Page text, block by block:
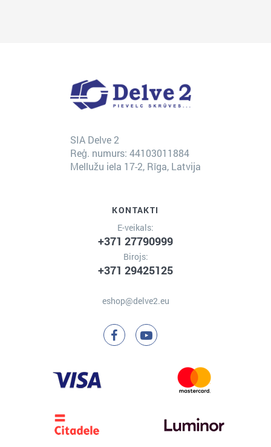
SIA Delve 2
Reģ. numurs: 44103011884
Mellužu iela 17-2, Rīga, Latvija
KONTAKTI
E-veikals:
+371 27790999
Birojs:
+371 29425125
eshop@delve2.eu